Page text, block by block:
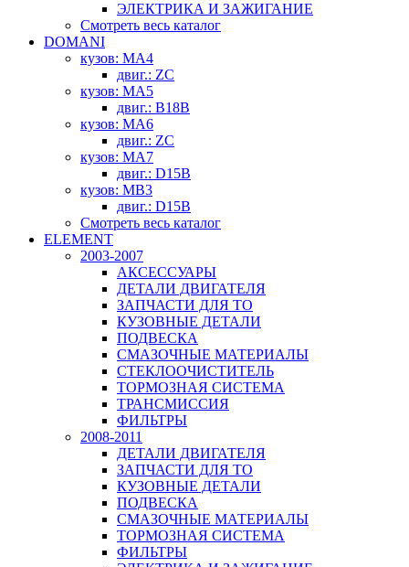
ЭЛЕКТРИКА И ЗАЖИГАНИЕ
Смотреть весь каталог
DOMANI
кузов: MA4
двиг.: ZC
кузов: MA5
двиг.: B18B
кузов: MA6
двиг.: ZC
кузов: MA7
двиг.: D15B
кузов: MB3
двиг.: D15B
Смотреть весь каталог
ELEMENT
2003-2007
АКСЕССУАРЫ
ДЕТАЛИ ДВИГАТЕЛЯ
ЗАПЧАСТИ ДЛЯ ТО
КУЗОВНЫЕ ДЕТАЛИ
ПОДВЕСКА
СМАЗОЧНЫЕ МАТЕРИАЛЫ
СТЕКЛООЧИСТИТЕЛЬ
ТОРМОЗНАЯ СИСТЕМА
ТРАНСМИССИЯ
ФИЛЬТРЫ
2008-2011
ДЕТАЛИ ДВИГАТЕЛЯ
ЗАПЧАСТИ ДЛЯ ТО
КУЗОВНЫЕ ДЕТАЛИ
ПОДВЕСКА
СМАЗОЧНЫЕ МАТЕРИАЛЫ
ТОРМОЗНАЯ СИСТЕМА
ФИЛЬТРЫ